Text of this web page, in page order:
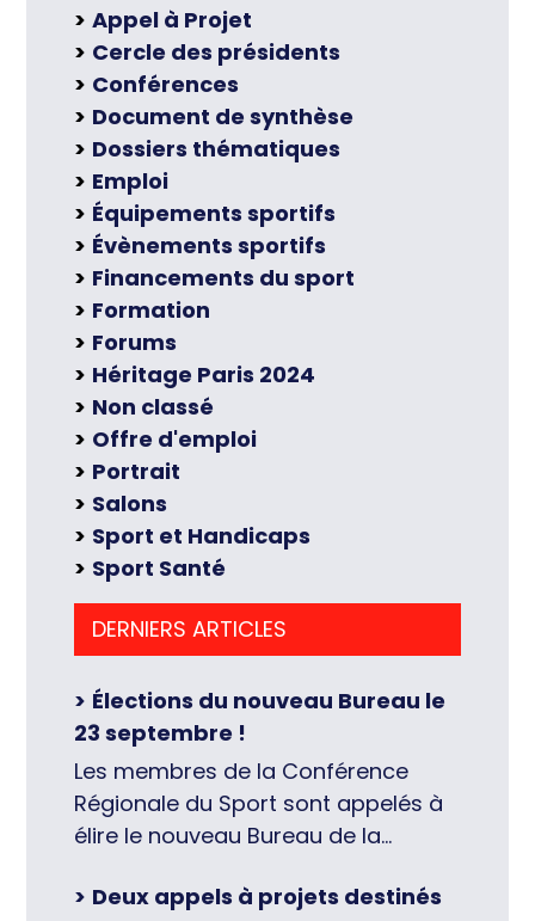
Appel à Projet
Cercle des présidents
Conférences
Document de synthèse
Dossiers thématiques
Emploi
Équipements sportifs
Évènements sportifs
Financements du sport
Formation
Forums
Héritage Paris 2024
Non classé
Offre d'emploi
Portrait
Salons
Sport et Handicaps
Sport Santé
DERNIERS ARTICLES
Élections du nouveau Bureau le
23 septembre !
Les membres de la Conférence
Régionale du Sport sont appelés à
élire le nouveau Bureau de la
23 septembre 2026, en fin de
Deux appels à projets destinés